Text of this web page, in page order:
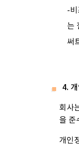
-
는
써
4.
회사
을 준
개인